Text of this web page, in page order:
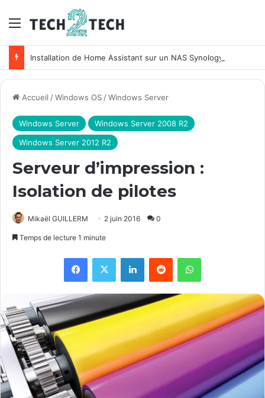
Menu
Installation de Home Assistant sur un NAS Synology
Accueil /Windows OS/Windows Server
Windows Server
Windows Server 2008 R2
Windows Server 2012 R2
Serveur d’impression :
Isolation de pilotes
Mikaël GUILLERM 2 juin 2016 0
Temps de lecture 1 minute